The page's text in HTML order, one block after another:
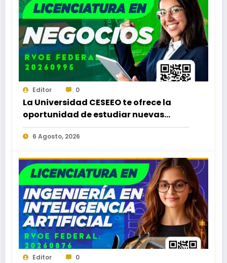
Editor 0
La Universidad CESEEO te ofrece la
oportunidad de estudiar nuevas
Licenciaturas en los Campus Oaxaca,
Puerto Escondido, Ixtepec y en la
6 Agosto, 2026
Editor 0